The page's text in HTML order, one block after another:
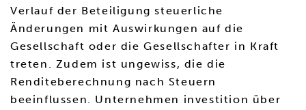
Verlauf der Beteiligung steuerliche
Änderungen mit Auswirkungen auf die
Gesellschaft oder die Gesellschafter in Kraft
treten. Zudem ist ungewiss, die die
Renditeberechnung nach Steuern
beeinflussen. Unternehmen investition über